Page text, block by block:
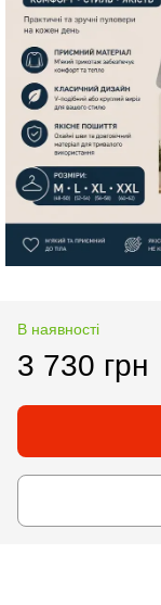
В наявності
3 730 грн